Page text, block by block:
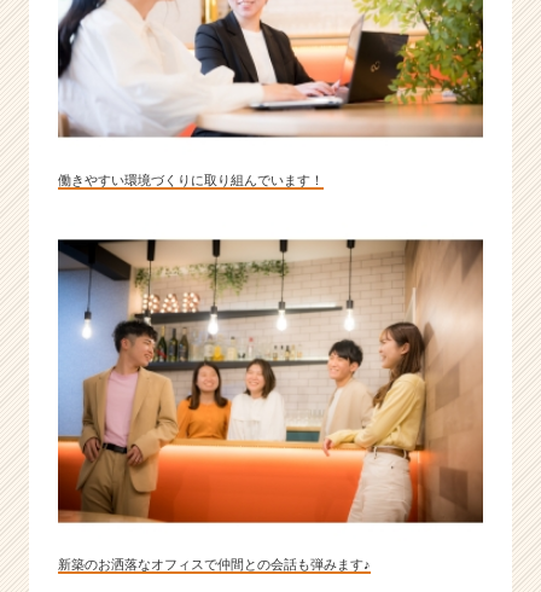
働きやすい環境づくりに取り組んでいます！
新築のお洒落なオフィスで仲間との会話も弾みます♪